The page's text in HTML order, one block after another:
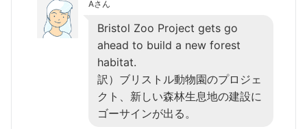
Aさん
Bristol Zoo Project gets go
ahead to build a new forest
habitat.
訳）ブリストル動物園のプロジェ
クト、新しい森林生息地の建設に
ゴーサインが出る。